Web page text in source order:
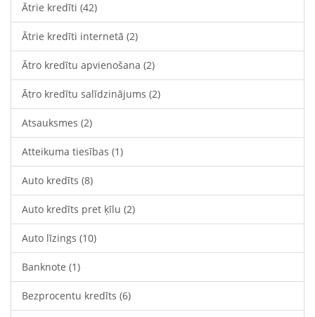
Ātrie kredīti (42)
Ātrie kredīti internetā (2)
Ātro kredītu apvienošana (2)
Ātro kredītu salīdzinājums (2)
Atsauksmes (2)
Atteikuma tiesības (1)
Auto kredīts (8)
Auto kredīts pret ķīlu (2)
Auto līzings (10)
Banknote (1)
Bezprocentu kredīts (6)